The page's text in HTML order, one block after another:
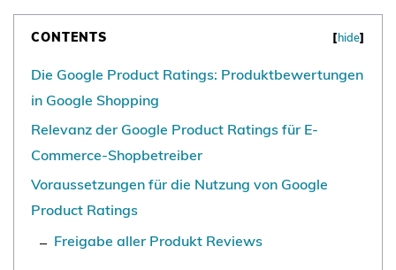
CONTENTS [hide]
Die Google Product Ratings: Produktbewertungen
in Google Shopping
Relevanz der Google Product Ratings für E-
Commerce-Shopbetreiber
Voraussetzungen für die Nutzung von Google
Product Ratings
Freigabe aller Produkt Reviews